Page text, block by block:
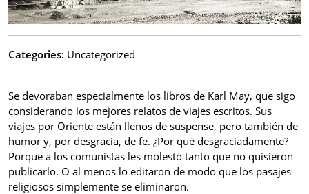
Categories: Uncategorized
Se devoraban especialmente los libros de Karl May, que sigo
considerando los mejores relatos de viajes escritos. Sus
viajes por Oriente están llenos de suspense, pero también de
humor y, por desgracia, de fe. ¿Por qué desgraciadamente?
Porque a los comunistas les molestó tanto que no quisieron
publicarlo. O al menos lo editaron de modo que los pasajes
religiosos simplemente se eliminaron.